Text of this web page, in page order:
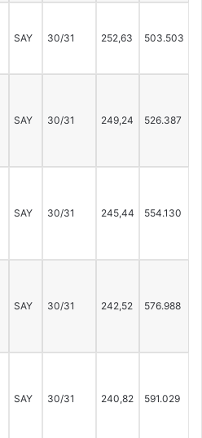
SAY 30/31 252,63 503.503
SAY 30/31 249,24 526.387
SAY 30/31 245,44 554.130
SAY 30/31 242,52 576.988
SAY 30/31 240,82 591.029